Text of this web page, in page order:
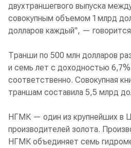
двухтраншегвого выпуска
совокупным объемом 1 млрд
долларов каждый", —
Транши по 500 млн долларов
и семь лет с доходностью
соответственно. Совокупная
траншам составила 5,5 млрд
НГМК — один из крупнейших в
производителей золота.
НГМК объединяет семь